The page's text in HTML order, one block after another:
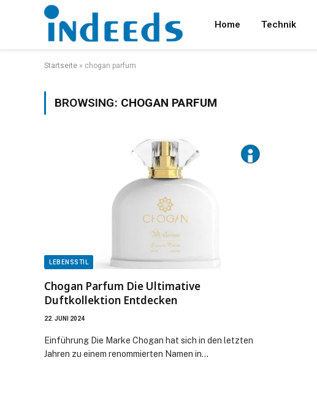
Home Technik
Startseite » chogan parfum
BROWSING: CHOGAN PARFUM
LEBENSSTIL
Chogan Parfum Die Ultimative
Duftkollektion Entdecken
22. JUNI 2024
Einführung Die Marke Chogan hat sich in den letzten
Jahren zu einem renommierten Namen in…